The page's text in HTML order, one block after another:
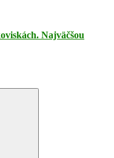
Najväčšou